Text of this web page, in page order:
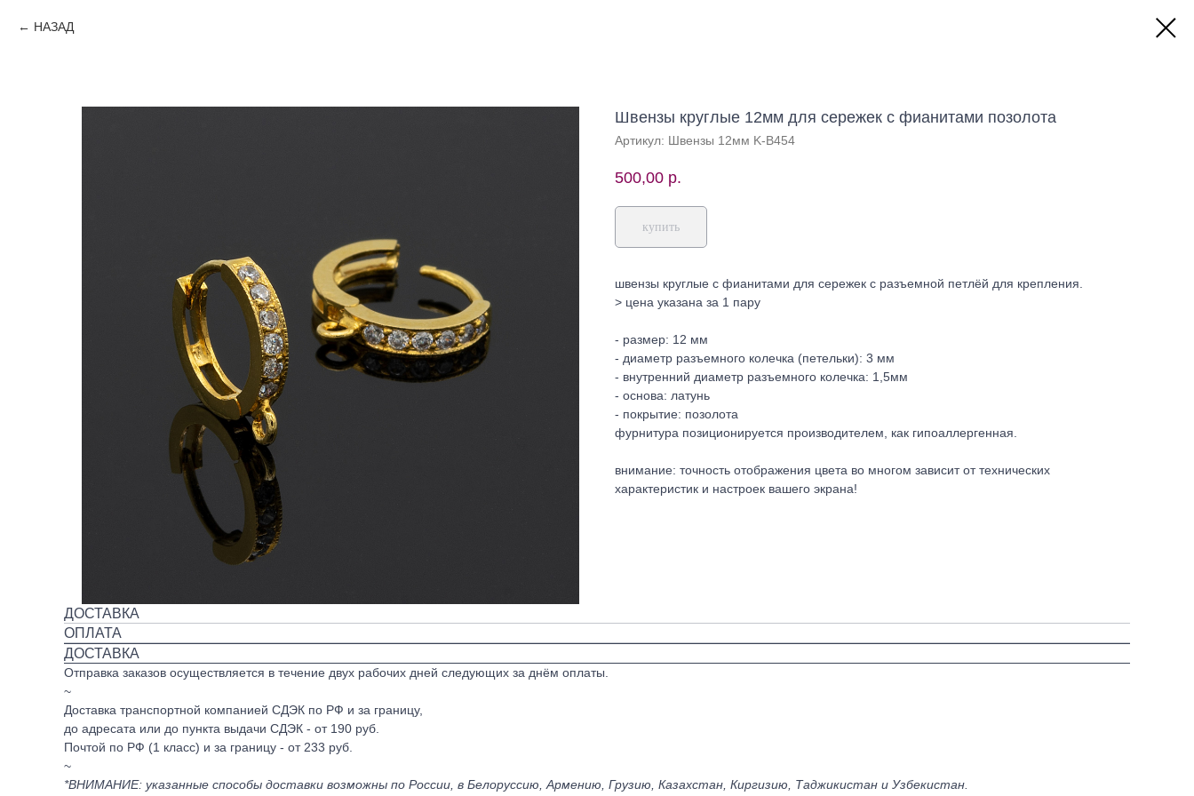
НАЗАД
Швензы круглые 12мм для сережек с фианитами позолота
Артикул: Швензы 12мм K-B454
500,00 р.
купить
швензы круглые с фианитами для сережек с разъемной петлёй для крепления.
> цена указана за 1 пару
- размер: 12 мм
- диаметр разъемного колечка (петельки): 3 мм
- внутренний диаметр разъемного колечка: 1,5мм
- основа: латунь
- покрытие: позолота
фурнитура позиционируется производителем, как гипоаллергенная.
внимание: точность отображения цвета во многом зависит от технических
характеристик и настроек вашего экрана!
ДОСТАВКА
ОПЛАТА
ДОСТАВКА
Отправка заказов осуществляется в течение двух рабочих дней следующих за днём оплаты.
~
Доставка транспортной компанией СДЭК по РФ и за границу,
до адресата или до пункта выдачи СДЭК - от 190 руб.
Почтой по РФ (1 класс) и за границу - от 233 руб.
~
*ВНИМАНИЕ: указанные способы доставки возможны по России, в Белоруссию, Армению, Грузию, Казахстан, Киргизию, Таджикистан и Узбекистан.